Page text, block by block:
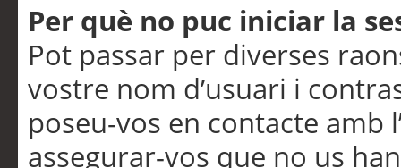
Per què no puc iniciar la
Pot passar per diverses
vostre nom d’usuari i
poseu-vos en contacte
assegurar-vos que no us